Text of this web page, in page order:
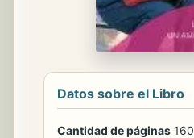
Datos sobre el Libro
Cantidad de páginas 160